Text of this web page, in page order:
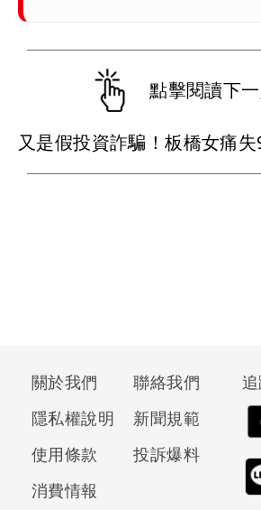
點擊閱讀下
關於我們
聯絡我們
隱私權說明
新聞規範
使用條款
投訴爆料
消費情報
追